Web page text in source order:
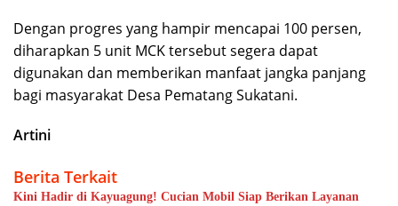
Dengan progres yang hampir mencapai 100 persen,
diharapkan 5 unit MCK tersebut segera dapat
digunakan dan memberikan manfaat jangka panjang
bagi masyarakat Desa Pematang Sukatani.
Artini
Berita Terkait
Kini Hadir di Kayuagung! Cucian Mobil Siap Berikan Layanan